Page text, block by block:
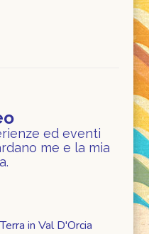
ed eventi
me e la mia
in Val D'Orcia